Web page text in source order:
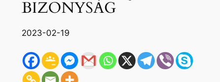
BIZONYSÁG
2023-02-19